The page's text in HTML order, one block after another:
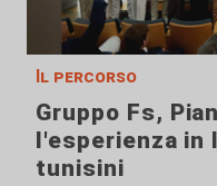
Il percorso
Gruppo Fs,
l'esperienza in
tunisini